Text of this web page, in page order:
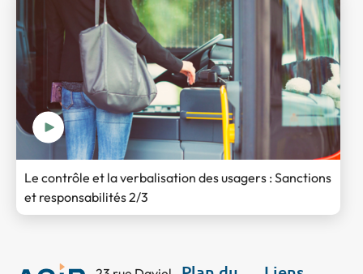
Le contrôle et la verbalisation des usagers : Sanctions
et responsabilités 2/3